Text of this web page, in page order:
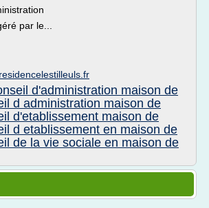
par le...
d'administration maison de
d administration maison de
d'etablissement maison de
d etablissement en maison de
de la vie sociale en maison de